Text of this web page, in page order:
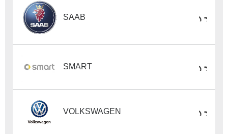
SAAB
SMART
VOLKSWAGEN